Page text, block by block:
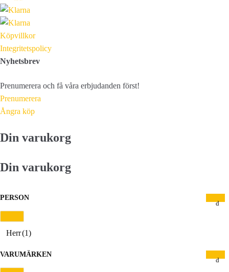
Köpvillkor
Integritetspolicy
Nyhetsbrev
Prenumerera och få våra erbjudanden först!
Prenumerera
Ångra köp
Din varukorg
Din varukorg
PERSON
Herr(1)
VARUMÄRKEN